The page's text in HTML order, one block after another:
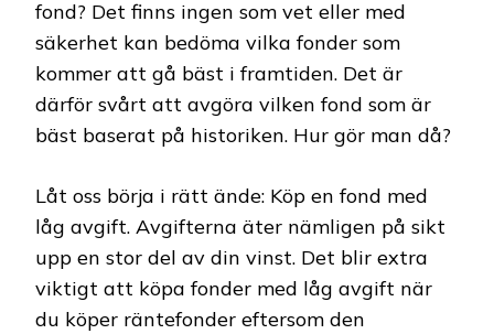
fond? Det finns ingen som vet eller med
säkerhet kan bedöma vilka fonder som
kommer att gå bäst i framtiden. Det är
därför svårt att avgöra vilken fond som är
bäst baserat på historiken. Hur gör man då?
Låt oss börja i rätt ände: Köp en fond med
låg avgift. Avgifterna äter nämligen på sikt
upp en stor del av din vinst. Det blir extra
viktigt att köpa fonder med låg avgift när
du köper räntefonder eftersom den